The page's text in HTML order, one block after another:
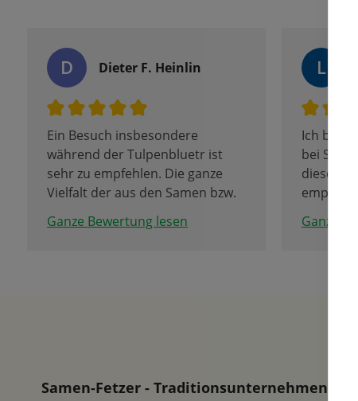
D Dieter F. Heinlin
Ein Besuch insbesondere
während der Tulpenbluetr ist
sehr zu empfehlen. Die ganze
Vielfalt der aus den Samen bzw.
Zwiebeln von Fa. Fetzer entsteht
ist erstaunlich. Zu empfehlen ist
Ganze Bewertung lesen
L
Ich bin
bei
dieses
beraten
Ganze
Samen-Fetzer - Traditionsunternehmen in